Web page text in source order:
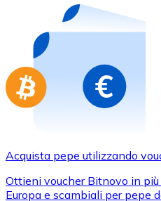
Acquista gift card dei
Vai al negozio di carte
Acquista pepe utilizzando
Ottieni voucher Bitnovo in
Europa e scambiali per pepe